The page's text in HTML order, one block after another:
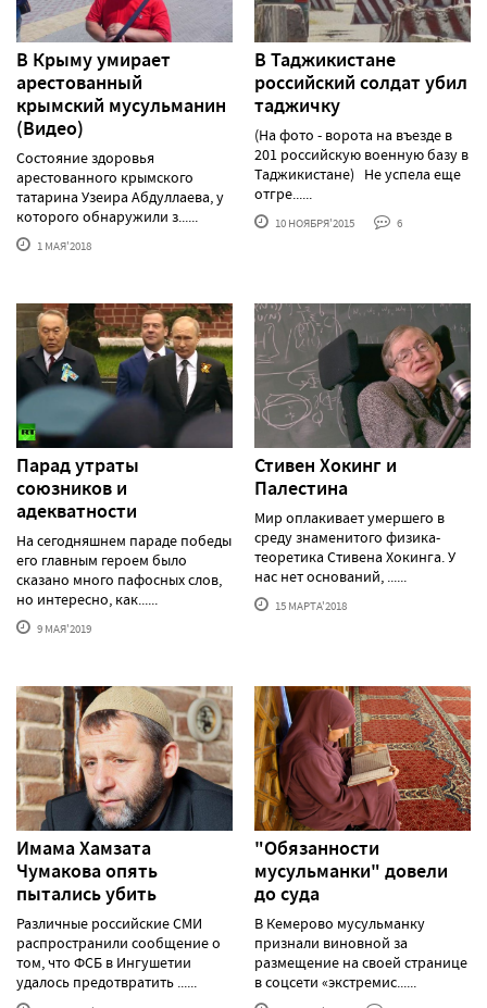
В Крыму умирает
арестованный
крымский мусульманин
(Видео)
Состояние здоровья
арестованного крымского
татарина Узеира Абдуллаева, у
которого обнаружили з......
1 МАЯ'2018
В Таджикистане
российский солдат убил
таджичку
(На фото - ворота на въезде в
201 российскую военную базу в
Таджикистане) Не успела еще
отгре......
10 НОЯБРЯ'2015 6
Парад утраты
союзников и
адекватности
На сегодняшнем параде победы
его главным героем было
сказано много пафосных слов,
но интересно, как......
9 МАЯ'2019
Стивен Хокинг и
Палестина
Мир оплакивает умершего в
среду знаменитого физика-
теоретика Стивена Хокинга. У
нас нет оснований, ......
15 МАРТА'2018
Имама Хамзата
Чумакова опять
пытались убить
Различные российские СМИ
распространили сообщение о
том, что ФСБ в Ингушетии
удалось предотвратить ......
"Обязанности
мусульманки" довели
до суда
В Кемерово мусульманку
признали виновной за
размещение на своей странице
в соцсети «экстремис......